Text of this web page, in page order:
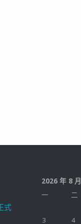
式
2026 年 8 月
一
二
3
4